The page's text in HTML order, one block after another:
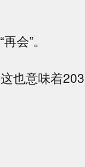
会”。
也意味着203